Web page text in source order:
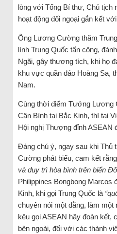
lòng với Tổng Bí thư, Chủ tịch
hoạt động đối ngoại gắn kết
Ông Lương Cường thăm
lính Trung Quốc tấn công,
Ngãi, gây thương tích, khi họ
khu vực quần đảo Hoàng Sa,
Nam.
Cùng thời điểm Tướng Lương
Cận Bình tại Bắc Kinh, thì tại
Hội nghị Thượng đỉnh ASEAN
Đáng chú ý, ngay sau khi Thủ
Cường phát biểu, cam kết
và duy trì hòa bình trên biển
Philippines Bongbong Marcos
Kinh, khi gọi Trung Quốc là
chuyên nói một đằng, làm một
kêu gọi ASEAN hãy đoàn kết,
bên ngoài, đối với các thành